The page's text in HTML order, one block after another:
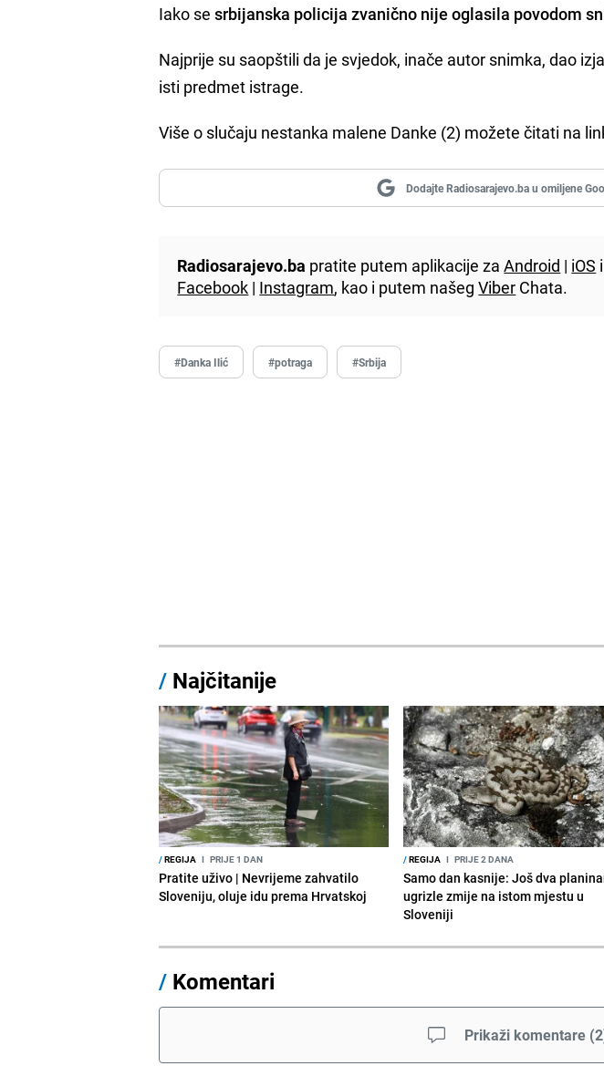
Iako sesrbijanska policija zvanično nije oglasila povodom
Najprije su saopštili da je svjedok, inače autor snimka, dao
isti predmet istrage.
Više o slučaju nestanka malene Danke (2) možete čitati na
Dodajte Radiosarajevo.ba u omiljene
Radiosarajevo.ba pratite putem aplikacije zaAndroid | iOS
Facebook | Instagram, kao i putem našegViber Chata.
#Danka Ilić #potraga #Srbija
/ Najčitanije
/REGIJA I PRIJE 1 DAN
Pratite uživo | Nevrijeme zahvatilo
Sloveniju, oluje idu prema Hrvatskoj
/REGIJA I PRIJE 2 DANA
Samo dan kasnije: Još dva
ugrizle zmije na istom mjestu u
Sloveniji
/ Komentari
Prikaži komentare (2